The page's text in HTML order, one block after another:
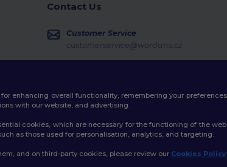
Contact Us
Customer Service
customerservice@wordans.cz
Order Tracking
enhancing overall functionality, remembering your
with our website, and advertising.
cookies, which are necessary for the functioning of the
as those used for personalisation, analytics, and targeting.
and on third-party cookies, please review our Cookies Policy